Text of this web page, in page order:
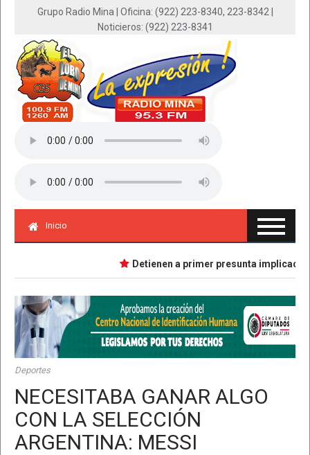
Grupo Radio Mina | Oficina: (922) 223-8340, 223-8342 |
Noticieros: (922) 223-8341
Inicio
Detienen a primer presunta implicada en
Deportes
NECESITABA GANAR ALGO
CON LA SELECCIÓN
ARGENTINA: MESSI